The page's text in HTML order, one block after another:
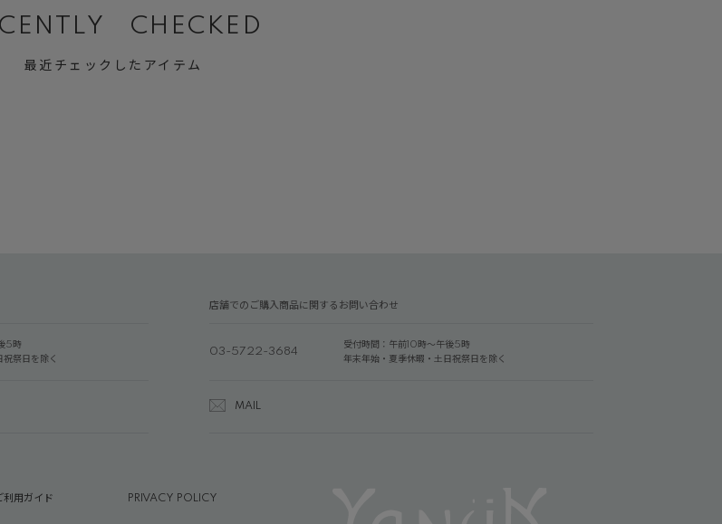
CHECKED
最近チェックしたアイテム
5時
祭日を除く
店舗でのご購入商品に関するお問い合わせ
03-5722-3684
受付時間：午前10時～午後5時
年末年始・夏季休暇・土日祝祭日を除く
MAIL
利用ガイド PRIVACY POLICY